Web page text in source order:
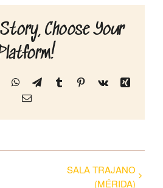
Choose Your
WhatsApp
TelegramTumblrPinterest
Vk
Xing
Correo
SALA TRAJANO
(MÉRIDA)